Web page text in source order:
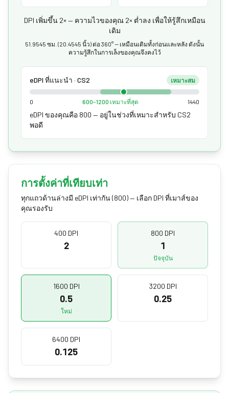
DPI เพิ่มขึ้น 2× — ความไวของคุณ 2× ต่ำลง เพื่อให้รู้สึกเหมือน
เดิม
51.9545 ซม. (20.4545 นิ้ว) ต่อ 360° — เหมือนเดิมทั้งก่อนและหลัง ดังนั้น
ความรู้สึกในการเล็งของคุณจึงคงไว้
eDPI ที่แนะนำ · CS2 เหมาะสม
0 600–1200 เหมาะที่สุด 1440
eDPI ของคุณคือ 800 — อยู่ในช่วงที่เหมาะสำหรับ CS2
พอดี
การตั้งค่าที่เทียบเท่า
ทุกแถวด้านล่างมี eDPI เท่ากัน (800) — เลือก DPI ที่เมาส์ของ
คุณรองรับ
400 DPI
2
800 DPI
1
ปัจจุบัน
1600 DPI
0.5
ใหม่
3200 DPI
0.25
6400 DPI
0.125